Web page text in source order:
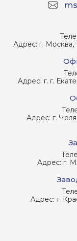
Адрес: г. Москва,
Адрес: г. г.
Адрес: г.
Адрес: г.
Адрес: г.